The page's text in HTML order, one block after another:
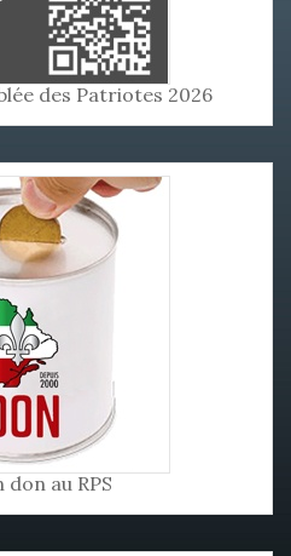
des Patriotes 2026
don au RPS